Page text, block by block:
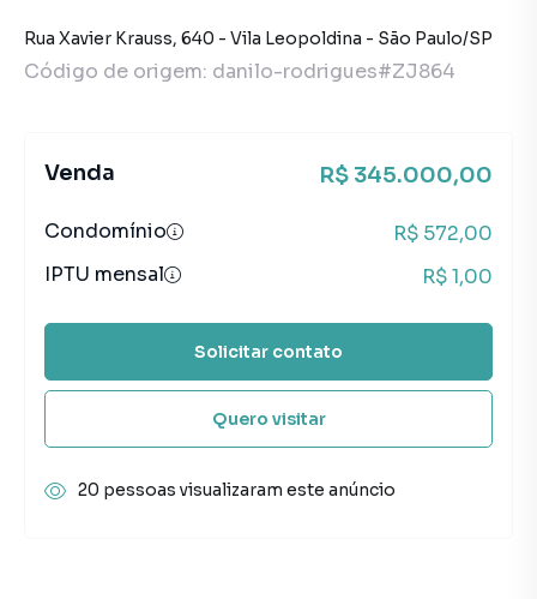
Rua Xavier Krauss, 640 - Vila Leopoldina - São Paulo/SP
Código de origem: danilo-rodrigues#ZJ864
Venda R$ 345.000,00
Condomínio
R$ 572,00
IPTU mensal
R$ 1,00
Solicitar contato
Quero visitar
20 pessoas visualizaram este anúncio